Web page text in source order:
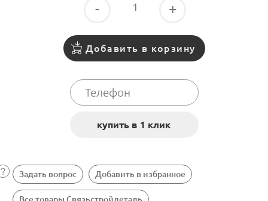
- +
Добавить в корзину
Задать вопрос Добавить в избранное